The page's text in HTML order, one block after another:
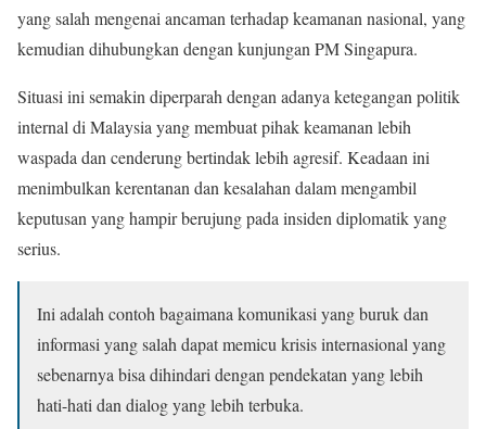
yang salah mengenai ancaman terhadap keamanan nasional, yang
kemudian dihubungkan dengan kunjungan PM Singapura.
Situasi ini semakin diperparah dengan adanya ketegangan politik
internal di Malaysia yang membuat pihak keamanan lebih
waspada dan cenderung bertindak lebih agresif. Keadaan ini
menimbulkan kerentanan dan kesalahan dalam mengambil
keputusan yang hampir berujung pada insiden diplomatik yang
serius.
Ini adalah contoh bagaimana komunikasi yang buruk dan
informasi yang salah dapat memicu krisis internasional yang
sebenarnya bisa dihindari dengan pendekatan yang lebih
hati-hati dan dialog yang lebih terbuka.